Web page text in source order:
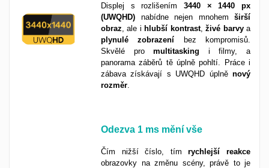
Displej s rozlišením 3440 × 1440 px
(UWQHD) nabídne nejen mnohem širší
obraz , ale ihlubší kontrast,živé barvya
plynulé
zobrazení bez kompromisů.
Skvělé promultitasking i filmy, a
panorama záběrů tě úplně pohltí. Práce i
zábava získávají s UWQHD úplně nový
rozměr
Odezva 1 ms mění vše
Čím nižší číslo, tímrychlejší
reakce
obrazovky na změnu scény, právě to je